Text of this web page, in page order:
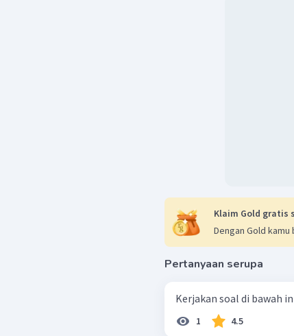
Klaim Gold gratis
Dengan Gold
Pertanyaan serupa
1 4.5